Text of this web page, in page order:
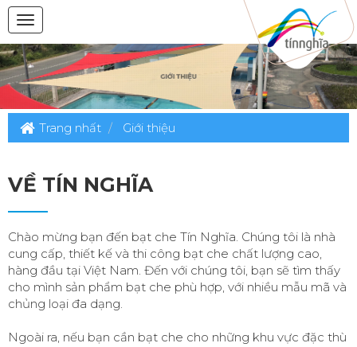
Trang nhất Giới thiệu
VỀ TÍN NGHĨA
Chào mừng bạn đến bạt che Tín Nghĩa. Chúng tôi là nhà
cung cấp, thiết kế và thi công bạt che chất lượng cao,
hàng đầu tại Việt Nam. Đến với chúng tôi, bạn sẽ tìm thấy
cho mình sản phẩm bạt che phù hợp, với nhiều mẫu mã và
chủng loại đa dạng.
Ngoài ra, nếu bạn cần bạt che cho những khu vực đặc thù